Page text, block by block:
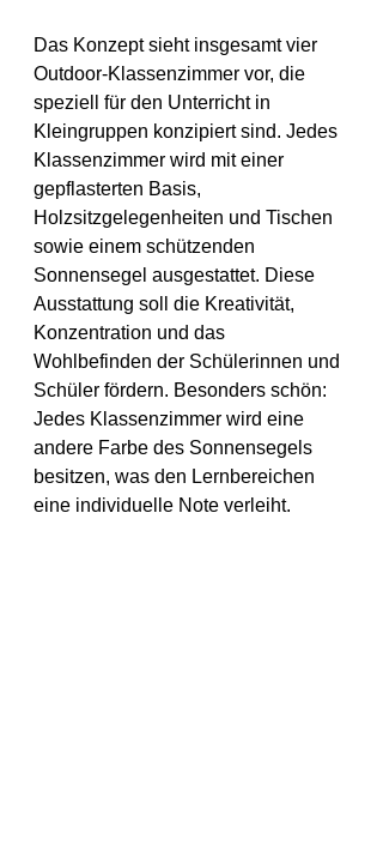
Das Konzept sieht insgesamt vier
Outdoor-Klassenzimmer vor, die
speziell für den Unterricht in
Kleingruppen konzipiert sind. Jedes
Klassenzimmer wird mit einer
gepflasterten Basis,
Holzsitzgelegenheiten und Tischen
sowie einem schützenden
Sonnensegel ausgestattet. Diese
Ausstattung soll die Kreativität,
Konzentration und das
Wohlbefinden der Schülerinnen und
Schüler fördern. Besonders schön:
Jedes Klassenzimmer wird eine
andere Farbe des Sonnensegels
besitzen, was den Lernbereichen
eine individuelle Note verleiht.